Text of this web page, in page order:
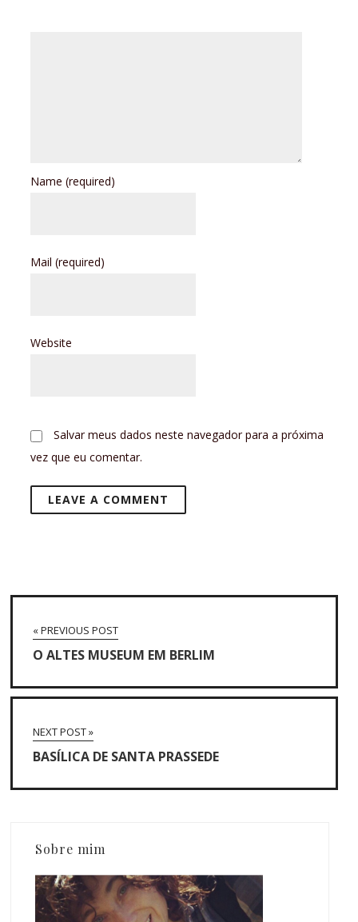
Name(required)
Mail(required)
Website
Salvar meus dados neste navegador para a próxima
vez que eu comentar.
« PREVIOUS POST
O ALTES MUSEUM EM BERLIM
NEXT POST »
BASÍLICA DE SANTA PRASSEDE
Sobre mim